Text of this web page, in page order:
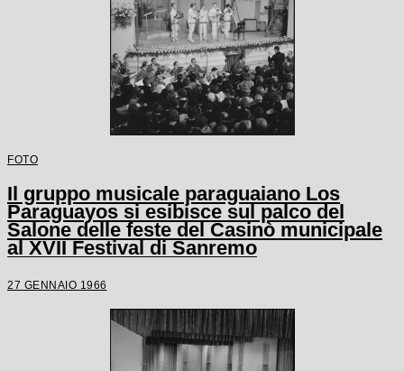
FOTO
Il gruppo musicale paraguaiano Los
Paraguayos si esibisce sul palco del
Salone delle feste del Casinò municipale
al XVII Festival di Sanremo
27 GENNAIO 1966